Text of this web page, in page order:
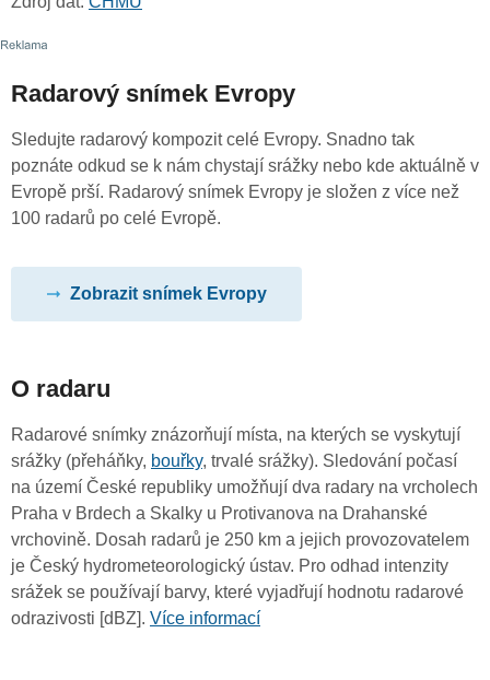
Radarový snímek Evropy
Sledujte radarový kompozit celé Evropy. Snadno tak
poznáte odkud se k nám chystají srážky nebo kde aktuálně v
Evropě prší. Radarový snímek Evropy je složen z více než
100 radarů po celé Evropě.
Zobrazit snímek Evropy
O radaru
Radarové snímky znázorňují místa, na kterých se vyskytují
srážky (přeháňky, bouřky, trvalé srážky). Sledování počasí
na území České republiky umožňují dva radary na vrcholech
Praha v Brdech a Skalky u Protivanova na Drahanské
vrchovině. Dosah radarů je 250 km a jejich provozovatelem
je Český hydrometeorologický ústav. Pro odhad intenzity
srážek se používají barvy, které vyjadřují hodnotu radarové
odrazivosti [dBZ]. Více informací